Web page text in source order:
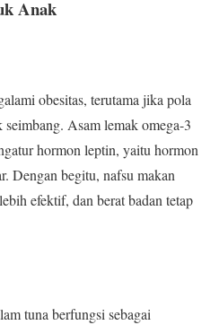
Anak
obesitas, terutama jika pola
Asam lemak omega-3
hormon leptin, yaitu hormon
Dengan begitu, nafsu makan
efektif, dan berat badan tetap
tuna berfungsi sebagai